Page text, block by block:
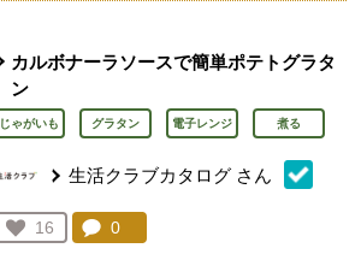
カルボナーラソースで簡単ポテトグラタ
ン
じゃがいも グラタン 電子レンジ 煮る
生活クラブカタログ さん
お気に入り登録：
16
人が登録
コメント：
0